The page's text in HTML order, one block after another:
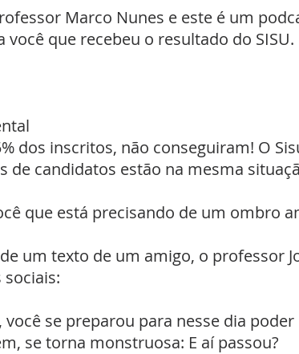
Marco Nunes e este é um
que recebeu o resultado do SISU.
dos inscritos, não conseguiram! O
de candidatos estão na mesma
que está precisando de um ombro
um texto de um amigo, o professor
sociais:
você se preparou para nesse dia
se torna monstruosa: E aí passou?